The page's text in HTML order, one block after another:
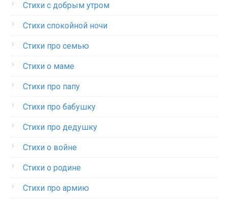
Стихи с добрым утром
Стихи спокойной ночи
Стихи про семью
Стихи о маме
Стихи про папу
Стихи про бабушку
Стихи про дедушку
Стихи о войне
Стихи о родине
Стихи про армию